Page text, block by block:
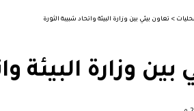
> تعاون بيئي بين وزارة البيئة واتحاد شبيبة الثورة
بين وزارة البيئة